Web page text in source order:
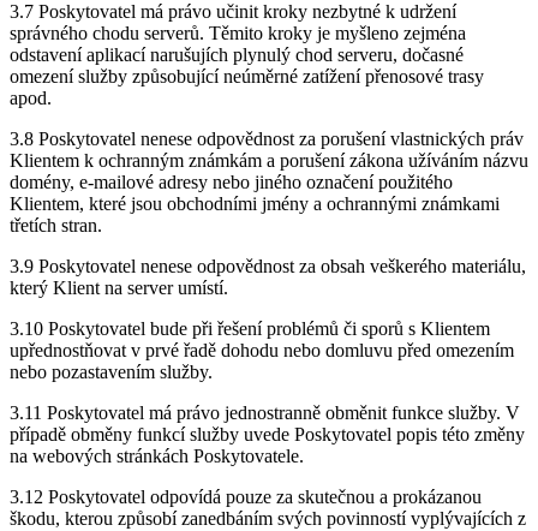
3.7 Poskytovatel má právo učinit kroky nezbytné k udržení
správného chodu serverů. Těmito kroky je myšleno zejména
odstavení aplikací narušujích plynulý chod serveru, dočasné
omezení služby způsobující neúměrné zatížení přenosové trasy
apod.
3.8 Poskytovatel nenese odpovědnost za porušení vlastnických práv
Klientem k ochranným známkám a porušení zákona užíváním názvu
domény, e-mailové adresy nebo jiného označení použitého
Klientem, které jsou obchodními jmény a ochrannými známkami
třetích stran.
3.9 Poskytovatel nenese odpovědnost za obsah veškerého materiálu,
který Klient na server umístí.
3.10 Poskytovatel bude při řešení problémů či sporů s Klientem
upřednostňovat v prvé řadě dohodu nebo domluvu před omezením
nebo pozastavením služby.
3.11 Poskytovatel má právo jednostranně obměnit funkce služby. V
případě obměny funkcí služby uvede Poskytovatel popis této změny
na webových stránkách Poskytovatele.
3.12 Poskytovatel odpovídá pouze za skutečnou a prokázanou
škodu, kterou způsobí zanedbáním svých povinností vyplývajících z